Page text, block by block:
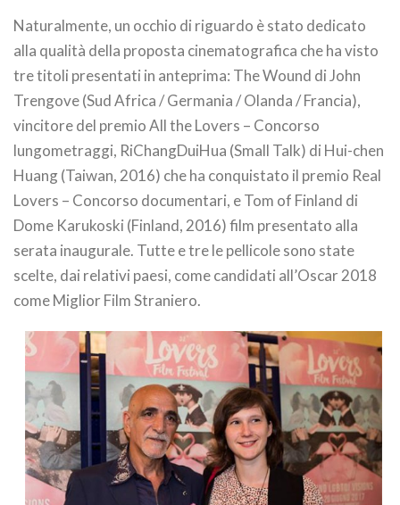
Naturalmente, un occhio di riguardo è stato dedicato
alla qualità della proposta cinematografica che ha visto
tre titoli presentati in anteprima: The Wound di John
Trengove (Sud Africa / Germania / Olanda / Francia),
vincitore del premio All the Lovers – Concorso
lungometraggi, RiChangDuiHua (Small Talk) di Hui-chen
Huang (Taiwan, 2016) che ha conquistato il premio Real
Lovers – Concorso documentari, e Tom of Finland di
Dome Karukoski (Finland, 2016) film presentato alla
serata inaugurale. Tutte e tre le pellicole sono state
scelte, dai relativi paesi, come candidati all’Oscar 2018
come Miglior Film Straniero.